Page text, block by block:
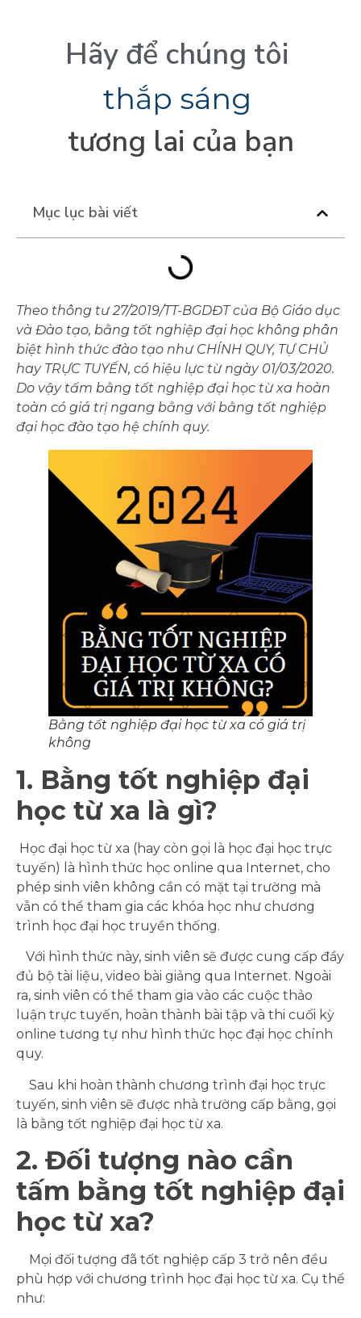
Hãy để chúng tôi
thắp sáng
tương lai của bạn
Mục lục bài viết
Theo thông tư 27/2019/TT-BGDĐT của Bộ Giáo dục
và Đào tạo, bằng tốt nghiệp đại học không phân
biệt hình thức đào tạo như CHÍNH QUY, TỰ CHỦ
hay TRỰC TUYẾN, có hiệu lực từ ngày 01/03/2020.
Do vậy tấm bằng tốt nghiệp đại học từ xa hoàn
toàn có giá trị ngang bằng với bằng tốt nghiệp
đại học đào tạo hệ chính quy.
Bằng tốt nghiệp đại học từ xa có giá trị
không
1. Bằng tốt nghiệp đại
học từ xa là gì?
Học đại học từ xa (hay còn gọi là học đại học trực
tuyến) là hình thức học online qua Internet, cho
phép sinh viên không cần có mặt tại trường mà
vẫn có thể tham gia các khóa học như chương
trình học đại học truyền thống.
Với hình thức này, sinh viên sẽ được cung cấp đầy
đủ bộ tài liệu, video bài giảng qua Internet. Ngoài
ra, sinh viên có thể tham gia vào các cuộc thảo
luận trực tuyến, hoàn thành bài tập và thi cuối kỳ
online tương tự như hình thức học đại học chính
quy.
Sau khi hoàn thành chương trình đại học trực
tuyến, sinh viên sẽ được nhà trường cấp bằng, gọi
là bằng tốt nghiệp đại học từ xa.
2. Đối tượng nào cần
tấm bằng tốt nghiệp đại
học từ xa?
Mọi đối tượng đã tốt nghiệp cấp 3 trở nên đều
phù hợp với chương trình học đại học từ xa. Cụ thể
như: